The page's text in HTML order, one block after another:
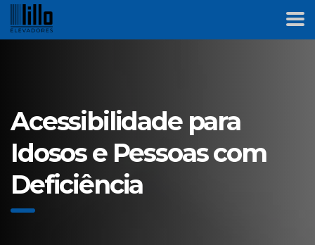
Acessibilidade para
Idosos e Pessoas com
Deficiência